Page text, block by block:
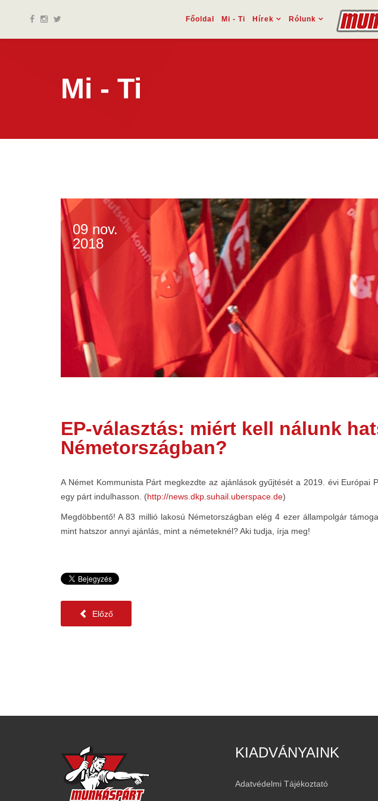
Főoldal Mi - Ti Hírek Rólunk
Mi - Ti
09 nov.
2018
EP-választás: miért kell nálunk
Németországban?
A Német Kommunista Párt megkezdte az ajánlások gyűjtését a 2019. évi
egy párt indulhasson. (http://news.dkp.suhail.uberspace.de)
Megdöbbentő! A 83 millió lakosú Németországban elég 4 ezer állampolgár
mint hatszor annyi ajánlás, mint a németeknél? Aki tudja, írja meg!
Előző
KIADVÁNYAINK
Adatvédelmi Tájékoztató